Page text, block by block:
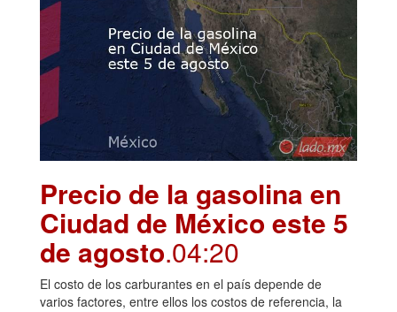
Precio de la gasolina en
Ciudad de México este 5
de agosto.04:20
El costo de los carburantes en el país depende de
varios factores, entre ellos los costos de referencia, la